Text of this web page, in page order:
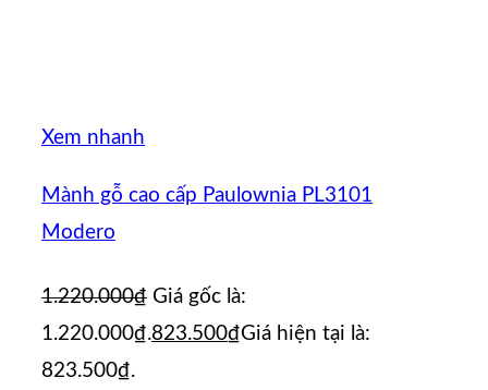
Xem nhanh
Mành gỗ cao cấp Paulownia PL3101
Modero
1.220.000₫ Giá gốc là:
1.220.000₫.823.500₫Giá hiện tại là:
823.500₫.